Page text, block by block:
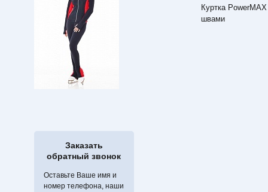
Заказать
обратный звонок
Оставьте Ваше имя и
номер телефона, наши
Куртка
швами